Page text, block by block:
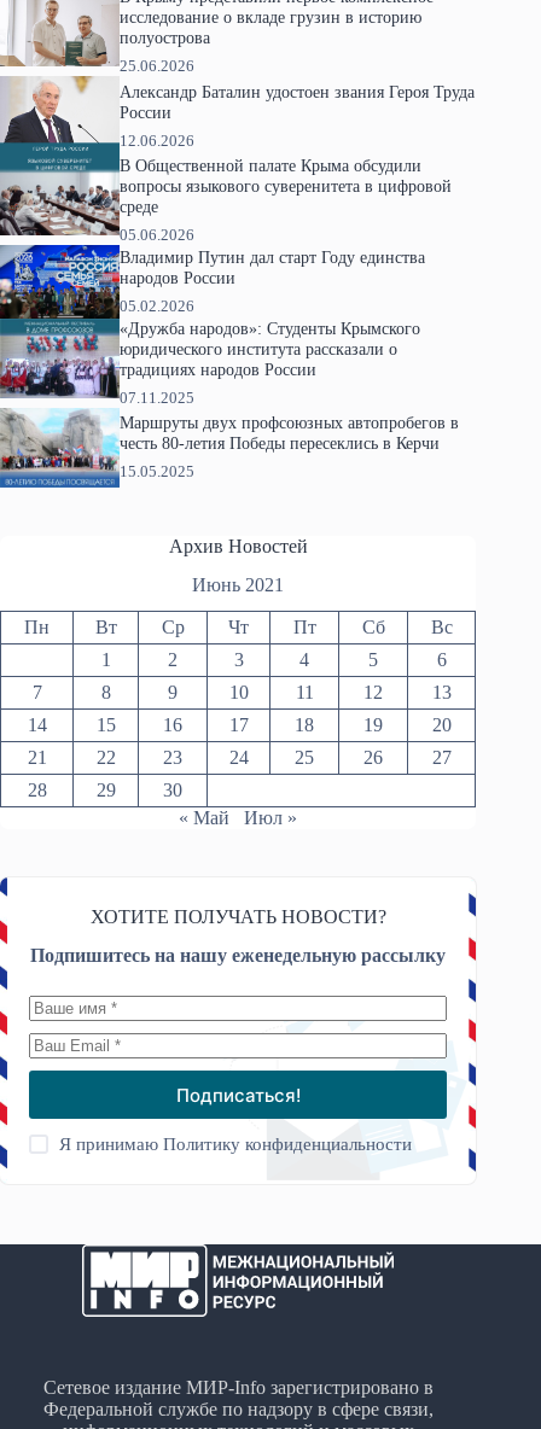
исследование о вкладе грузин в историю
полуострова
25.06.2026
Александр Баталин удостоен звания Героя Труда
России
12.06.2026
В Общественной палате Крыма обсудили
вопросы языкового суверенитета в цифровой
среде
05.06.2026
Владимир Путин дал старт Году единства
народов России
05.02.2026
«Дружба народов»: Студенты Крымского
юридического института рассказали о
традициях народов России
07.11.2025
Маршруты двух профсоюзных автопробегов в
честь 80-летия Победы пересеклись в Керчи
15.05.2025
Архив Новостей
Июнь 2021
Пн Вт Ср Чт Пт Сб
Вс
1
2 3 4 5
6
7
8 9 10 11 12
13
14
15 16 17 18 19
20
21
22 23 24 25 26
27
28
29
30
« Май
Июл »
ХОТИТЕ ПОЛУЧАТЬ НОВОСТИ?
Подпишитесь на нашу еженедельную рассылку
Подписаться!
Я принимаюПолитику конфиденциальности
Сетевое издание МИР-Info зарегистрировано в
Федеральной службе по надзору в сфере связи,